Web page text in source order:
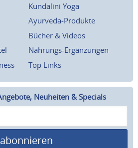
Kundalini Yoga
Ayurveda-Produkte
Bücher & Videos
Nahrungs-Ergänzungen
Top Links
Neuheiten & Specials
abonnieren